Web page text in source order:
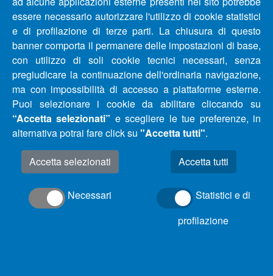
AGGIORNAMENTO APERTURA UFFICIO CLIENTI E
SPORTELLI DI ACA SPA DI SILVI (TE)
COMUNICATO INTERRUZIONE IDRICA COMUNE DI
MONTESILVANO (PE)
AGGIORNAMENTO – COMUNICATO INTERRUZIONE E
RIDUZIONE IDRICHE COMUNI PROVINCIA DI
PESCARA E CHIETI DAL 14/09/2020 AL 22/09/2020
AGGIORNAMENTO – COMUNICATO INTERRUZIONE E
RIDUZIONE IDRICHE COMUNI PROVINCIA DI
PESCARA E CHIETI DAL 07/09/2020 AL 15/09/2020
essere necessario autorizzare l'utilizzo di cookie statistici
e di profilazione di terze parti. La chiusura di questo
banner comporta il permanere delle impostazioni di base,
con utilizzo di soli cookie tecnici necessari, senza
pregiudicare la continuazione dell'ordinaria navigazione,
ma con impossibilità di accesso a piattaforme esterne.
Puoi selezionare i cookie da abilitare cliccando su
“Accetta selezionati” e scegliere le tue preferenze, in
alternativa potrai fare click su "Accetta tutti".
Accetta selezionati
Necessari
Statistici e di
profilazione